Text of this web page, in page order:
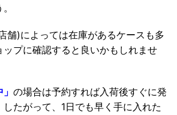
舗)によっては在庫があるケースも多
ップに確認すると良いかもしれませ
の場合は予約すれば入荷後すぐに発
たがって、1日でも早く手に入れた